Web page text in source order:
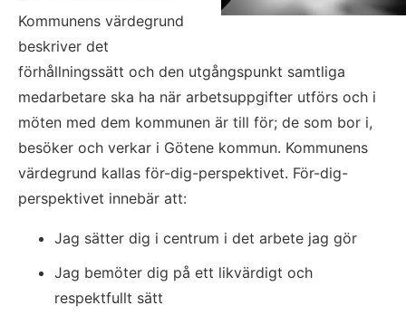
Kommunens värdegrund
beskriver det
förhållningssätt och den utgångspunkt samtliga
medarbetare ska ha när arbetsuppgifter utförs och i
möten med dem kommunen är till för; de som bor i,
besöker och verkar i Götene kommun. Kommunens
värdegrund kallas för-dig-perspektivet. För-dig-
perspektivet innebär att:
Jag sätter dig i centrum i det arbete jag gör
Jag bemöter dig på ett likvärdigt och
respektfullt sätt